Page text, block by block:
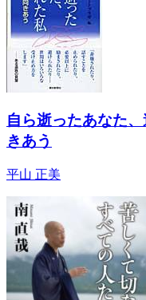
自ら逝ったあなた
きあう
平山 正美